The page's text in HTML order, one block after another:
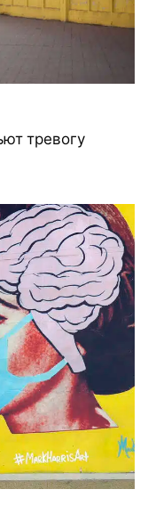
тревогу